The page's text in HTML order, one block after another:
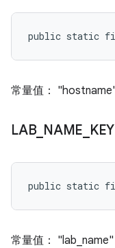
public static
常量值：
LAB_ NAME KEY
public static
常量值： "lab_name"